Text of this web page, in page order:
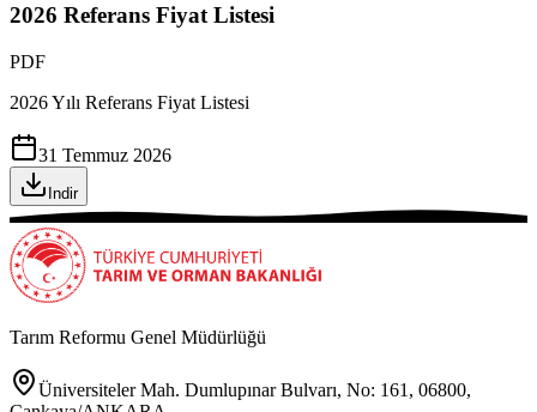
2026 Referans Fiyat Listesi
PDF
2026 Yılı Referans Fiyat Listesi
31 Temmuz 2026
Indir
Tarım Reformu Genel Müdürlüğü
Üniversiteler Mah. Dumlupınar Bulvarı, No: 161, 06800,